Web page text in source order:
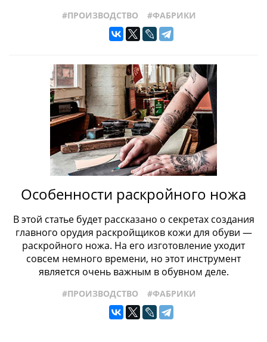
#ПРОИЗВОДСТВО #ФАБРИКИ
Особенности раскройного ножа
В этой статье будет рассказано о секретах создания
главного орудия раскройщиков кожи для обуви —
раскройного ножа. На его изготовление уходит
совсем немного времени, но этот инструмент
является очень важным в обувном деле.
#ПРОИЗВОДСТВО #ФАБРИКИ